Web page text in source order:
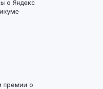
о Яндекс
премии о